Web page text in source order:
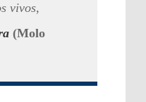
vivos,
(Molo